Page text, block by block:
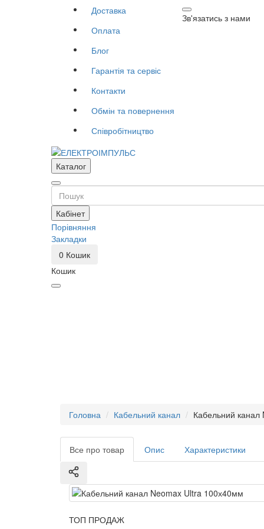
Доставка
Оплата
Блог
Гарантія та сервіс
Контакти
Обмін та повернення
Співробітництво
Зв'язатись з нами
Каталог
Кабінет
Порівняння
Закладки
0 Кошик
Кошик
Головна Кабельний канал Кабельний
Все про товар Опис Характеристики
ТОП ПРОДАЖ